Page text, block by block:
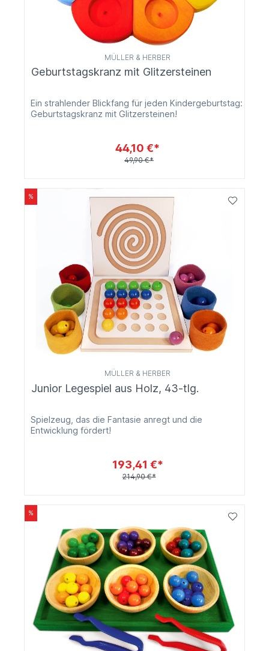
MÜLLER & HERBER
Geburtstagskranz mit Glitzersteinen
Ein strahlender Blickfang für jeden Kindergeburtstag:
Geburtstagskranz mit Glitzersteinen!
44,10 €*
49,90 €*
%
MÜLLER & HERBER
Junior Legespiel aus Holz, 43-tlg.
Spielzeug, das die Fantasie anregt und die
Entwicklung fördert!
193,41 €*
214,90 €*
%